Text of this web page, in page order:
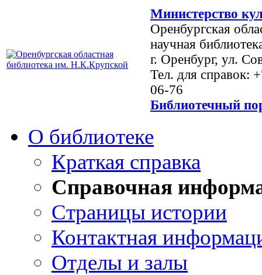
Министерство
Оренбургская
научная
г. Оренбург, ул.
Тел. для справок:
06-76
Библиотечный
О библиотеке
Краткая справка
Справочная
Страницы истории
Контактная
Отделы и залы